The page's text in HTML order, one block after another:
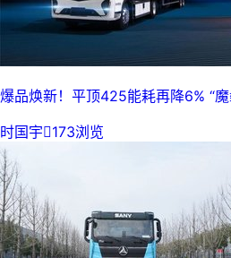
爆品焕新！平顶425能耗再降6% “
时国宇173浏览